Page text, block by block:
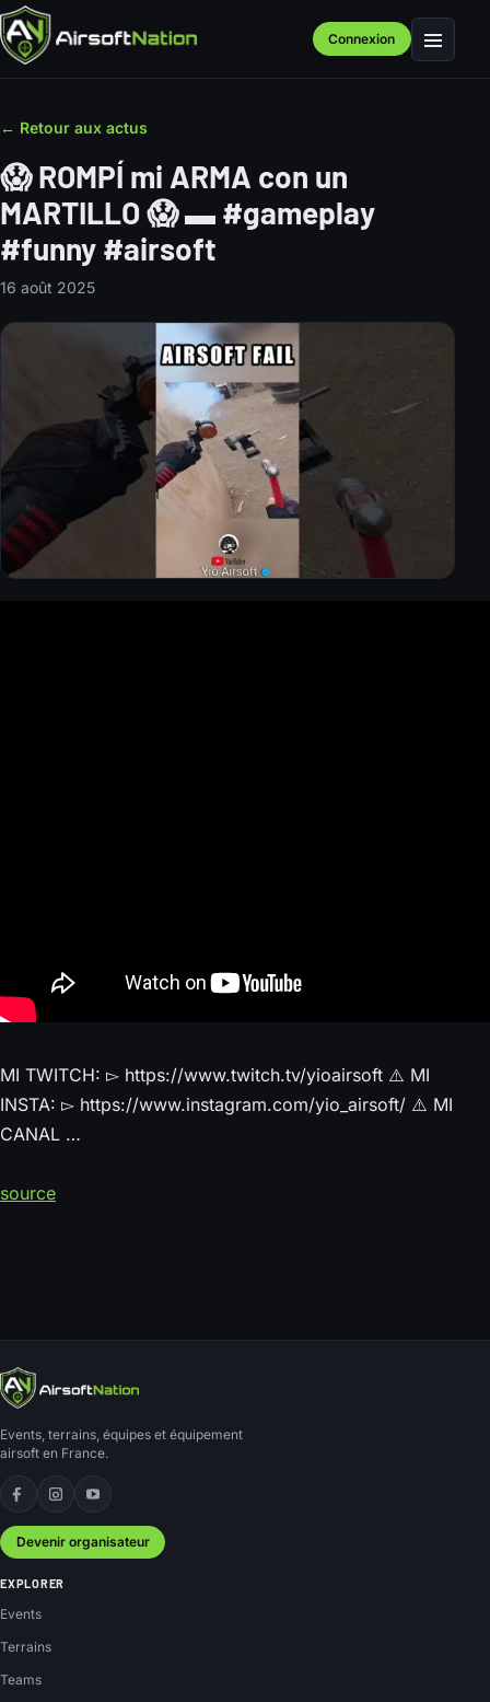
Connexion Menu
← Retour aux actus
😱 ROMPÍ mi ARMA con un
MARTILLO 😱 ▬ #gameplay
#funny #airsoft
16 août 2025
MI TWITCH: ▻ https://www.twitch.tv/yioairsoft ⚠️ MI
INSTA: ▻ https://www.instagram.com/yio_airsoft/ ⚠️ MI
CANAL …
source
Events, terrains, équipes et équipement
airsoft en France.
Facebook
Instagram
YouTube
Devenir organisateur
EXPLORER
Events
Terrains
Teams